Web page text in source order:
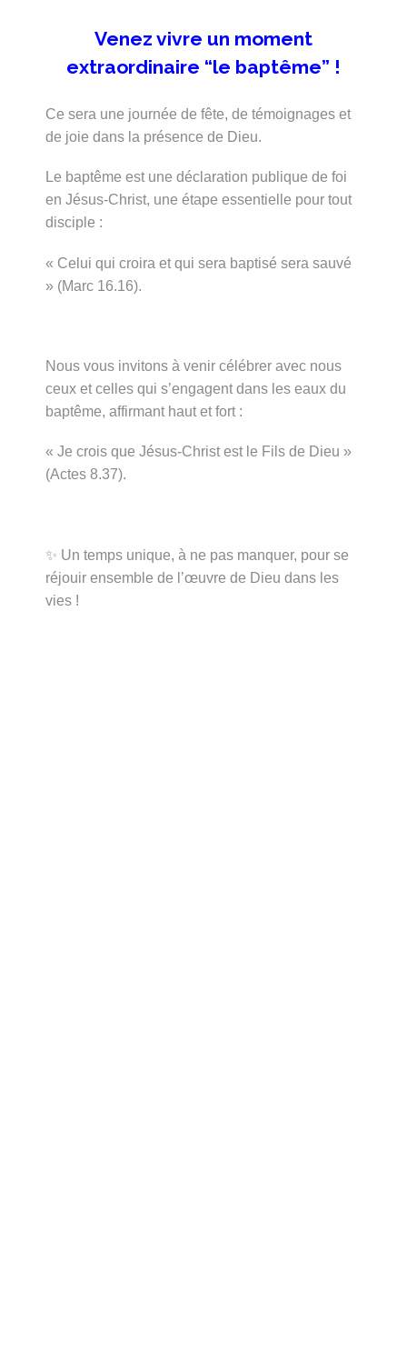
Venez vivre un moment
extraordinaire “le baptême” !
Ce sera une journée de fête, de témoignages et
de joie dans la présence de Dieu.
Le baptême est une déclaration publique de foi
en Jésus-Christ, une étape essentielle pour tout
disciple :
« Celui qui croira et qui sera baptisé sera sauvé
» (Marc 16.16).
Nous vous invitons à venir célébrer avec nous
ceux et celles qui s’engagent dans les eaux du
baptême, affirmant haut et fort :
« Je crois que Jésus-Christ est le Fils de Dieu »
(Actes 8.37).
✨ Un temps unique, à ne pas manquer, pour se
réjouir ensemble de l’œuvre de Dieu dans les
vies !